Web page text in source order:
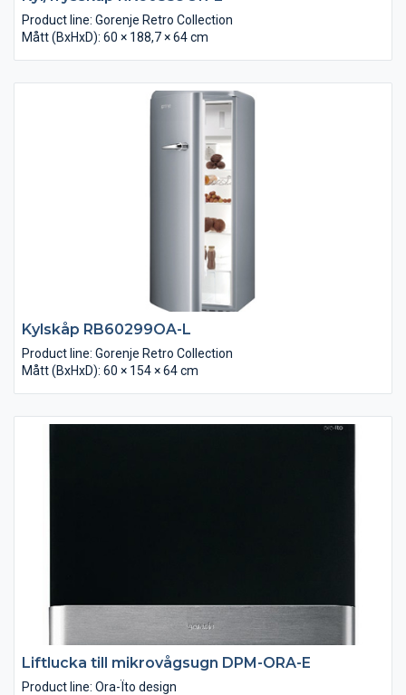
Product line: Gorenje Retro Collection
Mått (BxHxD): 60 × 188,7 × 64 cm
Kylskåp RB60299OA-L
Product line: Gorenje Retro Collection
Mått (BxHxD): 60 × 154 × 64 cm
Liftlucka till mikrovågsugn DPM-ORA-E
Product line: Ora-Ïto design